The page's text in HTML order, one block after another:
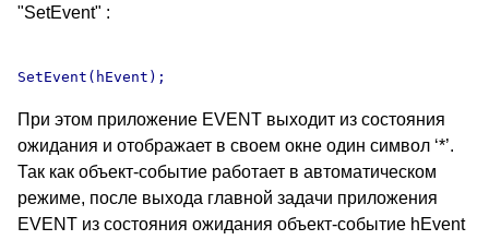
"SetEvent" :
При этом приложение EVENT выходит из состояния
ожидания и отображает в своем окне один символ ‘*’.
Так как объект-событие работает в автоматическом
режиме, после выхода главной задачи приложения
EVENT из состояния ожидания объект-событие hEvent